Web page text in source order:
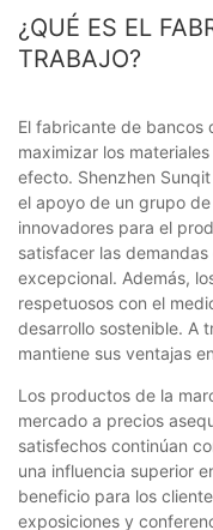
¿QUÉ ES EL
TRABAJO?
El fabricante de bancos
maximizar los
efecto. Shenzhen
el apoyo de un grupo
innovadores para el
satisfacer las
excepcional. Además,
respetuosos con el
desarrollo sostenible. A
mantiene sus ventajas
Los productos de la
mercado a precios
satisfechos continúan
una influencia superior
beneficio para los
exposiciones y